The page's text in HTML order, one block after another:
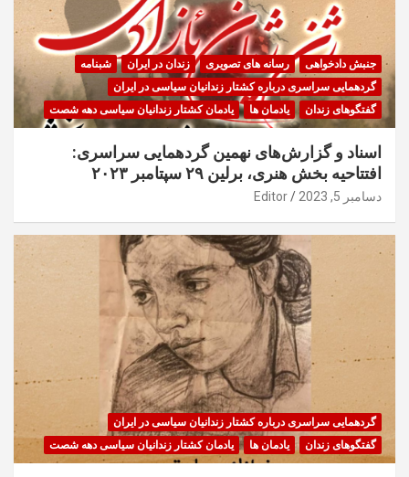
جنبش دادخواهی رسانه های تصویری زندان در ایران
شبنامه
گردهمایی سراسری درباره کشتار زندانیان سیاسی در ایران
گفتگوهای زندان
یادمان ها یادمان کشتار زندانیان سیاسی دهه شصت
اسناد و گزارش‌های نهمین گردهمایی سراسری:
افتتاحیه بخش هنری، برلین ۲۹ سپتامبر ۲۰۲۳
دسامبر 5, 2023 Editor
گردهمایی سراسری درباره کشتار زندانیان سیاسی در ایران
گفتگوهای زندان
یادمان ها یادمان کشتار زندانیان سیاسی دهه شصت